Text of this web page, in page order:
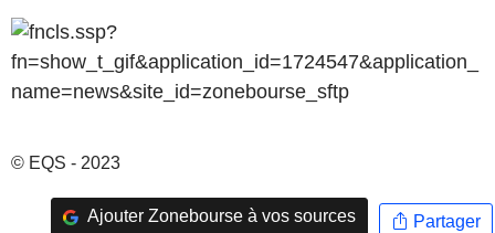
© EQS - 2023
Ajouter Zonebourse à vos sources Partager